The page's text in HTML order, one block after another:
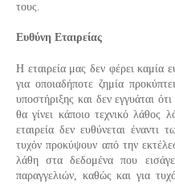
τους.
Ευθύνη Εταιρείας
Η εταιρεία μας δεν φέρει καμία
για οποιαδήποτε ζημία
υποστήριξης και δεν εγγυάται
θα γίνει κάποιο τεχνικό
εταιρεία δεν ευθύνεται έναντι
τυχόν προκύψουν από την
λάθη στα δεδομένα που
παραγγελιών, καθώς και για